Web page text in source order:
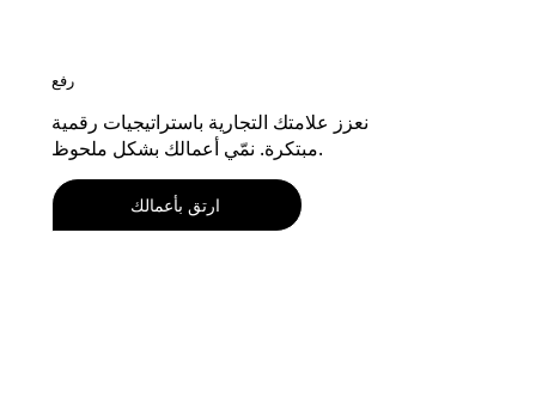
رفع
نعزز علامتك التجارية باستراتيجيات رقمية
مبتكرة. نمّي أعمالك بشكل ملحوظ.
ارتقِ بأعمالك